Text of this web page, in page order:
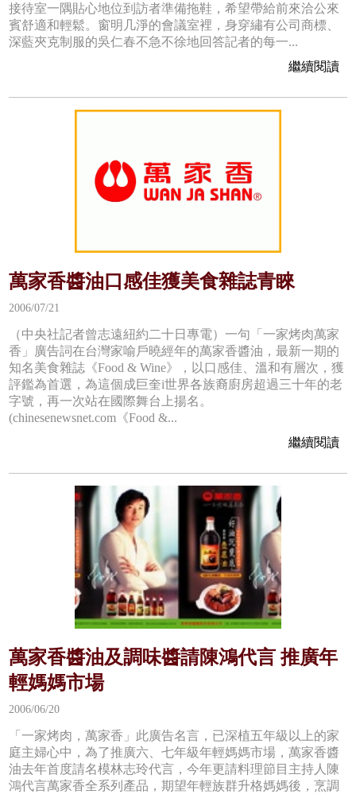
接待室一隅貼心地位到訪者準備拖鞋，希望帶給前來洽公來
賓舒適和輕鬆。窗明几淨的會議室裡，身穿繡有公司商標、
深藍夾克制服的吳仁春不急不徐地回答記者的每一...
繼續閱讀
萬家香醬油口感佳獲美食雜誌青睞
2006/07/21
（中央社記者曾志遠紐約二十日專電）一句「一家烤肉萬家
香」廣告詞在台灣家喻戶曉經年的萬家香醬油，最新一期的
知名美食雜誌《Food & Wine》，以口感佳、溫和有層次，獲
評鑑為首選，為這個成巨奎i世界各族裔廚房超過三十年的老
字號，再一次站在國際舞台上揚名。
(chinesenewsnet.com《Food &...
繼續閱讀
萬家香醬油及調味醬請陳鴻代言 推廣年
輕媽媽市場
2006/06/20
「一家烤肉，萬家香」此廣告名言，已深植五年級以上的家
庭主婦心中，為了推廣六、七年級年輕媽媽市場，萬家香醬
油去年首度請名模林志玲代言，今年更請料理節目主持人陳
鴻代言萬家香全系列產品，期望年輕族群升格媽媽後，烹調